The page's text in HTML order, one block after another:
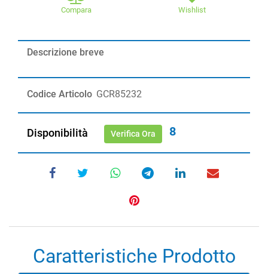
Compara Wishlist
Descrizione breve
Codice Articolo GCR85232
Disponibilità Verifica Ora 8
Caratteristiche Prodotto